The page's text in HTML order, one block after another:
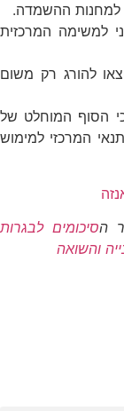
למחנות ההשמדה.
למשימה המרכזית
להורג רק משום
הסוף המוחלט של
המרכזי למימוש
הסיכומים לבגרות
והשואה